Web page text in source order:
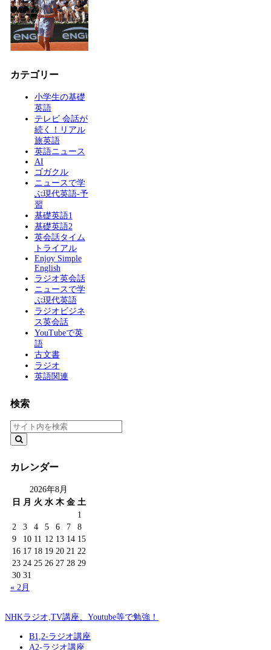
カテゴリー
小学生の基礎
英語
テレビ 会話が
続く！リアル
旅英語
英語ニュース
AI
ゴガクル
ニュースで学
ぶ現代英語-予
習
基礎英語1
基礎英語2
英会話タイム
トライアル
Enjoy Simple
English
ラジオ英会話
ニュースで学
ぶ現代英語
ラジオビジネ
ス英会話
YouTubeで英
語
古文書
ラジオ
英語関連
検索
カレンダー
2026年8月
日
月 火 水 木 金 土
1
2
3 4 5 6 7
8
9
10 11 12 13 14 15
16 17 18 19 20 21 22
23 24 25 26 27 28 29
30 31
« 2月
NHKラジオ,TV講座、Youtube等で勉強！
B1,2-ラジオ講座
A2-ラジオ講座